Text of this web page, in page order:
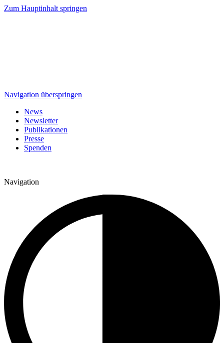
Zum Hauptinhalt springen
Navigation überspringen
News
Newsletter
Publikationen
Presse
Spenden
Navigation